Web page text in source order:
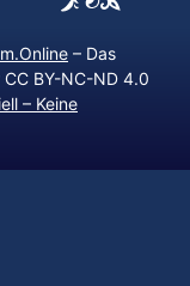
– Das
BY-NC-ND 4.0
– Keine